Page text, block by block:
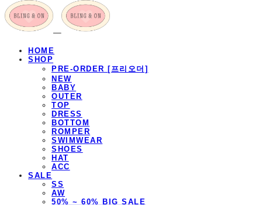
HOME
SHOP
PRE-ORDER [프리오더]
NEW
BABY
OUTER
TOP
DRESS
BOTTOM
ROMPER
SWIMWEAR
SHOES
HAT
ACC
SALE
SS
AW
50% ~ 60% BIG SALE